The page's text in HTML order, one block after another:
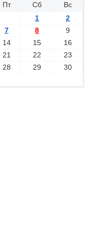
Пт Сб
Вс
1
2
7 8
9
14 15
16
21 22
23
28 29
30